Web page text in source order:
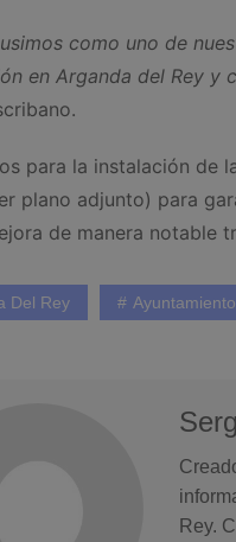
como uno de
en Arganda del Rey y
para la instalación de
plano adjunto) para
de manera notable
Del Rey
Rey.